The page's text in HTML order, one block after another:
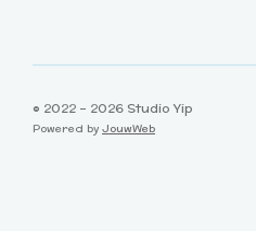
© 2022 - 2026 Studio Yip
Powered by JouwWeb